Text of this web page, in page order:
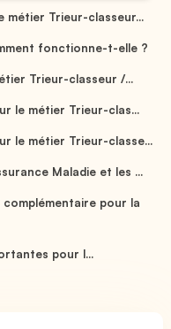
métier Trieur-classeur...
fonctionne-t-elle ?
Trieur-classeur /...
le métier Trieur-clas...
le métier Trieur-classe...
Maladie et les ...
complémentaire pour la
pour l...